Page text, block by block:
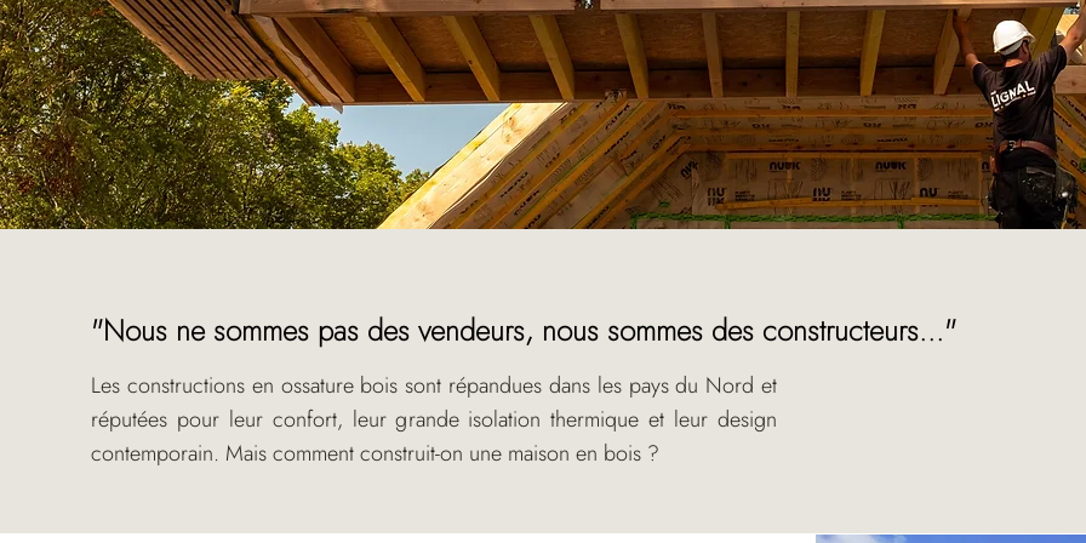
"Nous ne sommes pas des vendeurs, nous sommes des constructeurs..."
Les constructions en ossature bois sont répandues dans les pays du Nord et
réputées pour leur confort, leur grande isolation thermique et leur design
contemporain. Mais comment construit-on une maison en bois ?